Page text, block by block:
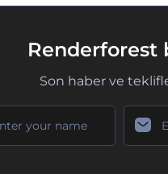
Renderforest
Son haber ve